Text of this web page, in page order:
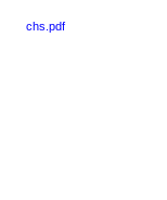
chs.pdf